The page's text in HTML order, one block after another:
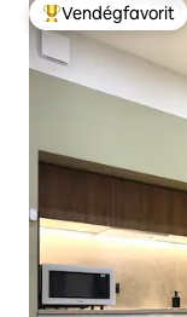
Kiemelt
Vendégfavorit